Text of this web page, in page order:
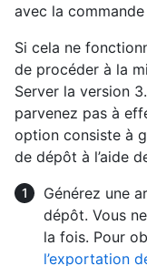
avec la commande
Si cela ne
de procéder à la
Server la version
parvenez pas à
option consiste à
de dépôt à l’aide
Générez une
dépôt. Vous
la fois. Pour
l’exportation